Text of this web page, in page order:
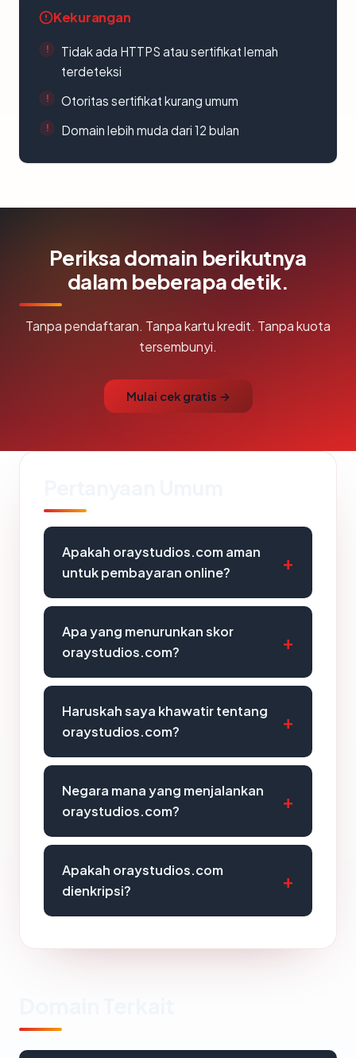
Kekurangan
Tidak ada HTTPS atau sertifikat lemah
terdeteksi
Otoritas sertifikat kurang umum
Domain lebih muda dari 12 bulan
Periksa domain berikutnya
dalam beberapa detik.
Tanpa pendaftaran. Tanpa kartu kredit. Tanpa kuota
tersembunyi.
Mulai cek gratis →
Apakah oraystudios.com aman
untuk pembayaran online?
Apa yang menurunkan skor
oraystudios.com?
Haruskah saya khawatir tentang
oraystudios.com?
Negara mana yang menjalankan
oraystudios.com?
Apakah oraystudios.com
dienkripsi?